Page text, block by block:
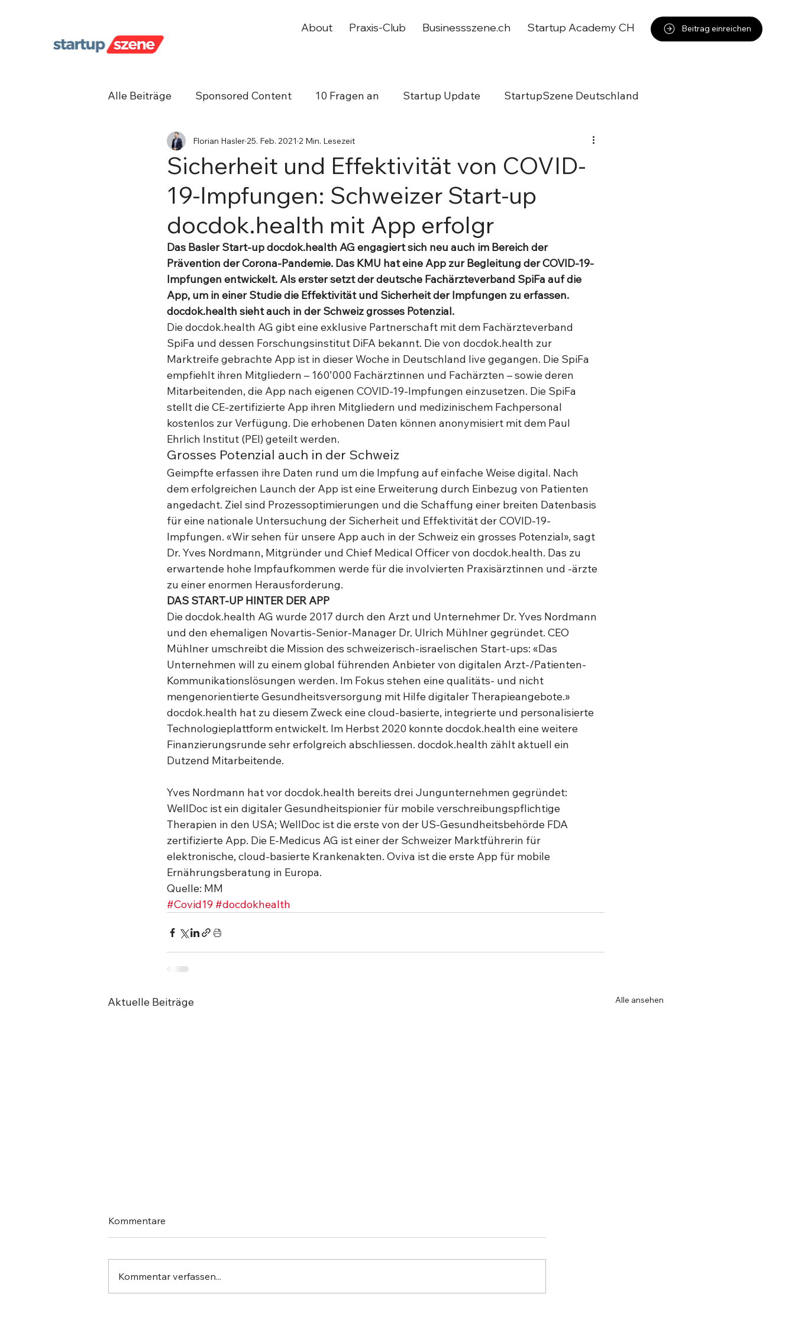
Beitrag einreichen
About Praxis-Club Businessszene.ch Startup Academy CH
Alle Beiträge Sponsored Content 10 Fragen an Startup Update StartupSzene Deutschland
Unternehmergeist Networking Jubiläum
Sicherheit und Effektivität von COVID-
19-Impfungen: Schweizer Start-up
docdok.health mit App erfolgr
Florian Hasler 25. Feb. 2021 2 Min. Lesezeit
Das Basler Start-up docdok.health AG engagiert sich neu auch im Bereich der
Prävention der Corona-Pandemie. Das KMU hat eine App zur Begleitung der COVID-19-
Impfungen entwickelt. Als erster setzt der deutsche Fachärzteverband SpiFa auf die
App, um in einer Studie die Effektivität und Sicherheit der Impfungen zu erfassen.
docdok.health sieht auch in der Schweiz grosses Potenzial.
Die docdok.health AG gibt eine exklusive Partnerschaft mit dem Fachärzteverband
SpiFa und dessen Forschungsinstitut DiFA bekannt. Die von docdok.health zur
Marktreife gebrachte App ist in dieser Woche in Deutschland live gegangen. Die SpiFa
empfiehlt ihren Mitgliedern – 160’000 Fachärztinnen und Fachärzten – sowie deren
Mitarbeitenden, die App nach eigenen COVID-19-Impfungen einzusetzen. Die SpiFa
stellt die CE-zertifizierte App ihren Mitgliedern und medizinischem Fachpersonal
kostenlos zur Verfügung. Die erhobenen Daten können anonymisiert mit dem Paul
Ehrlich Institut (PEI) geteilt werden.
Grosses Potenzial auch in der Schweiz
Geimpfte erfassen ihre Daten rund um die Impfung auf einfache Weise digital. Nach
dem erfolgreichen Launch der App ist eine Erweiterung durch Einbezug von Patienten
angedacht. Ziel sind Prozessoptimierungen und die Schaffung einer breiten Datenbasis
für eine nationale Untersuchung der Sicherheit und Effektivität der COVID-19-
Impfungen. «Wir sehen für unsere App auch in der Schweiz ein grosses Potenzial», sagt
Dr. Yves Nordmann, Mitgründer und Chief Medical Officer von docdok.health. Das zu
erwartende hohe Impfaufkommen werde für die involvierten Praxisärztinnen und -ärzte
zu einer enormen Herausforderung.
DAS START-UP HINTER DER APP
Die docdok.health AG wurde 2017 durch den Arzt und Unternehmer Dr. Yves Nordmann
und den ehemaligen Novartis-Senior-Manager Dr. Ulrich Mühlner gegründet. CEO
Mühlner umschreibt die Mission des schweizerisch-israelischen Start-ups: «Das
Unternehmen will zu einem global führenden Anbieter von digitalen Arzt-/Patienten-
Kommunikationslösungen werden. Im Fokus stehen eine qualitäts- und nicht
mengenorientierte Gesundheitsversorgung mit Hilfe digitaler Therapieangebote.»
docdok.health hat zu diesem Zweck eine cloud-basierte, integrierte und personalisierte
Technologieplattform entwickelt. Im Herbst 2020 konnte docdok.health eine weitere
Finanzierungsrunde sehr erfolgreich abschliessen. docdok.health zählt aktuell ein
Dutzend Mitarbeitende.
Yves Nordmann hat vor docdok.health bereits drei Jungunternehmen gegründet:
WellDoc ist ein digitaler Gesundheitspionier für mobile verschreibungspflichtige
Therapien in den USA; WellDoc ist die erste von der US-Gesundheitsbehörde FDA
zertifizierte App. Die E-Medicus AG ist einer der Schweizer Marktführerin für
elektronische, cloud-basierte Krankenakten. Oviva ist die erste App für mobile
Ernährungsberatung in Europa.
Quelle: MM
#Covid19 #docdokhealth
Aktuelle Beiträge Alle ansehen
Kommentare
Kommentar verfassen...